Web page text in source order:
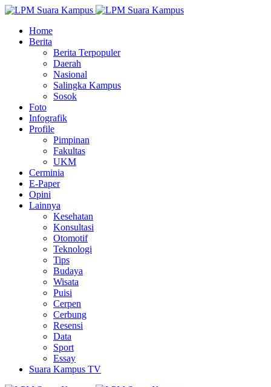
Home
Berita
Berita Terpopuler
Daerah
Nasional
Salingka Kampus
Sosok
Foto
Infografik
Profile
Pimpinan
Fakultas
UKM
Cerminia
E-Paper
Opini
Lainnya
Kesehatan
Konsultasi
Otomotif
Teknologi
Tips
Budaya
Wisata
Puisi
Cerpen
Cerbung
Resensi
Data
Sport
Essay
Suara Kampus TV